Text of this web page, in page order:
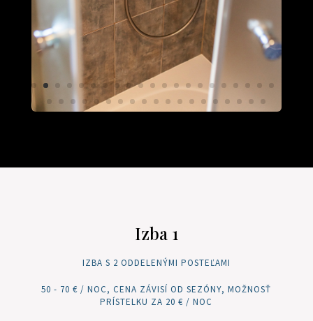
Izba 1
IZBA S 2 ODDELENÝMI POSTEĽAMI
50 - 70 € / NOC, CENA ZÁVISÍ OD SEZÓNY, MOŽNOSŤ
PRÍSTELKU ZA 20 € / NOC